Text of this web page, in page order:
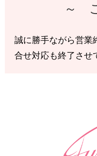
～
誠に勝手ながら営業
合せ対応も終了させ